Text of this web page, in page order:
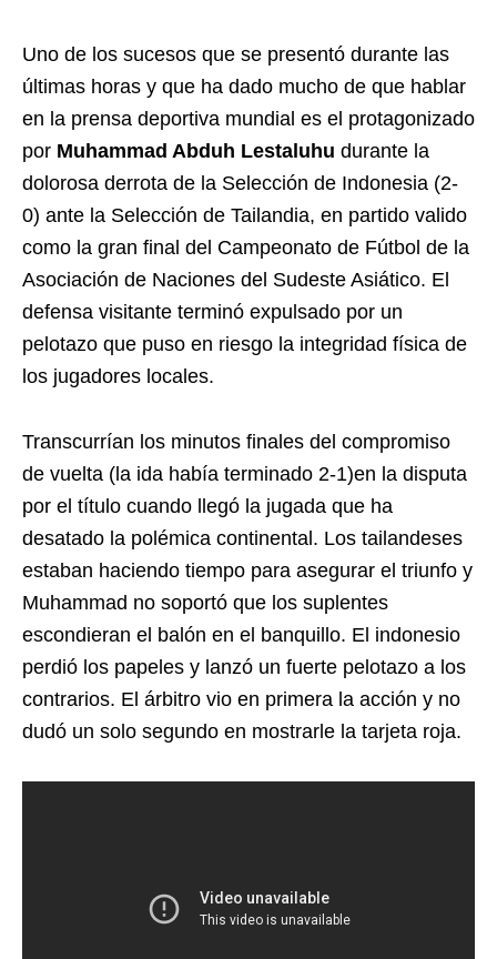
Uno de los sucesos que se presentó durante las
últimas horas y que ha dado mucho de que hablar
en la prensa deportiva mundial es el protagonizado
por Muhammad Abduh Lestaluhu durante la
dolorosa derrota de la Selección de Indonesia (2-
0) ante la Selección de Tailandia, en partido valido
como la gran final del Campeonato de Fútbol de la
Asociación de Naciones del Sudeste Asiático. El
defensa visitante terminó expulsado por un
pelotazo que puso en riesgo la integridad física de
los jugadores locales.
Transcurrían los minutos finales del compromiso
de vuelta (la ida había terminado 2-1)en la disputa
por el título cuando llegó la jugada que ha
desatado la polémica continental. Los tailandeses
estaban haciendo tiempo para asegurar el triunfo y
Muhammad no soportó que los suplentes
escondieran el balón en el banquillo. El indonesio
perdió los papeles y lanzó un fuerte pelotazo a los
contrarios. El árbitro vio en primera la acción y no
dudó un solo segundo en mostrarle la tarjeta roja.